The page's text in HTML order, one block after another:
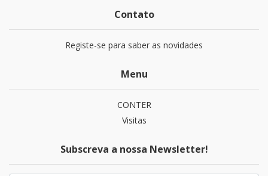
Contato
Registe-se para saber as novidades
Menu
CONTER
Visitas
Subscreva a nossa Newsletter!